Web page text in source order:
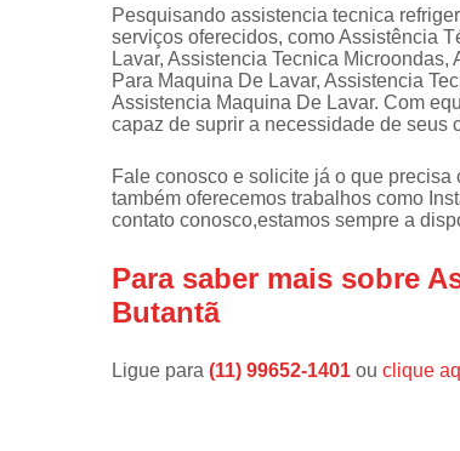
Pesquisando assistencia tecnica
serviços oferecidos, como Assistência
Lavar, Assistencia Tecnica
Para Maquina De Lavar, Assistencia
Assistencia Maquina De Lavar. Com
capaz de suprir a necessidade de seus
Fale conosco e solicite já o que
também oferecemos trabalhos como
contato conosco,estamos sempre a
Para saber mais sobre
Butantã
Ligue para (11) 99652-1401 ou clique